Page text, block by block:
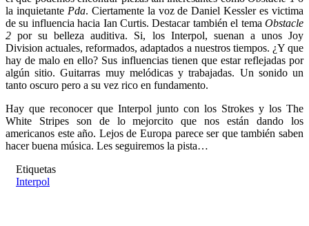
la inquietante Pda. Ciertamente la voz de Daniel Kessler es victima
de su influencia hacia Ian Curtis. Destacar también el tema Obstacle
2 por su belleza auditiva. Si, los Interpol, suenan a unos Joy
Division actuales, reformados, adaptados a nuestros tiempos. ¿Y que
hay de malo en ello? Sus influencias tienen que estar reflejadas por
algún sitio. Guitarras muy melódicas y trabajadas. Un sonido un
tanto oscuro pero a su vez rico en fundamento.
Hay que reconocer que Interpol junto con los Strokes y los The
White Stripes son de lo mejorcito que nos están dando los
americanos este año. Lejos de Europa parece ser que también saben
hacer buena música. Les seguiremos la pista…
Etiquetas
Interpol